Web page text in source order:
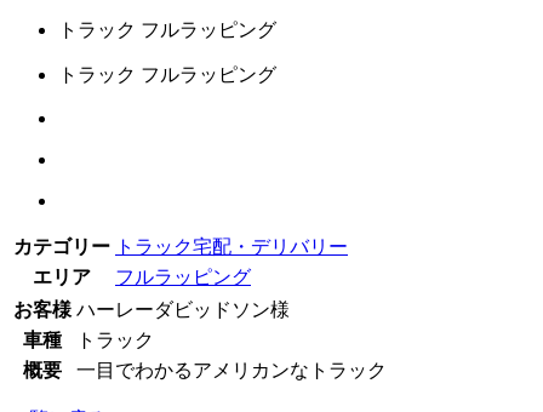
トラック フルラッピング
トラック フルラッピング
カテゴリー トラック宅配・デリバリー
エリア
フルラッピング
お客様 ハーレーダビッドソン様
車種
トラック
概要
一目でわかるアメリカンなトラック